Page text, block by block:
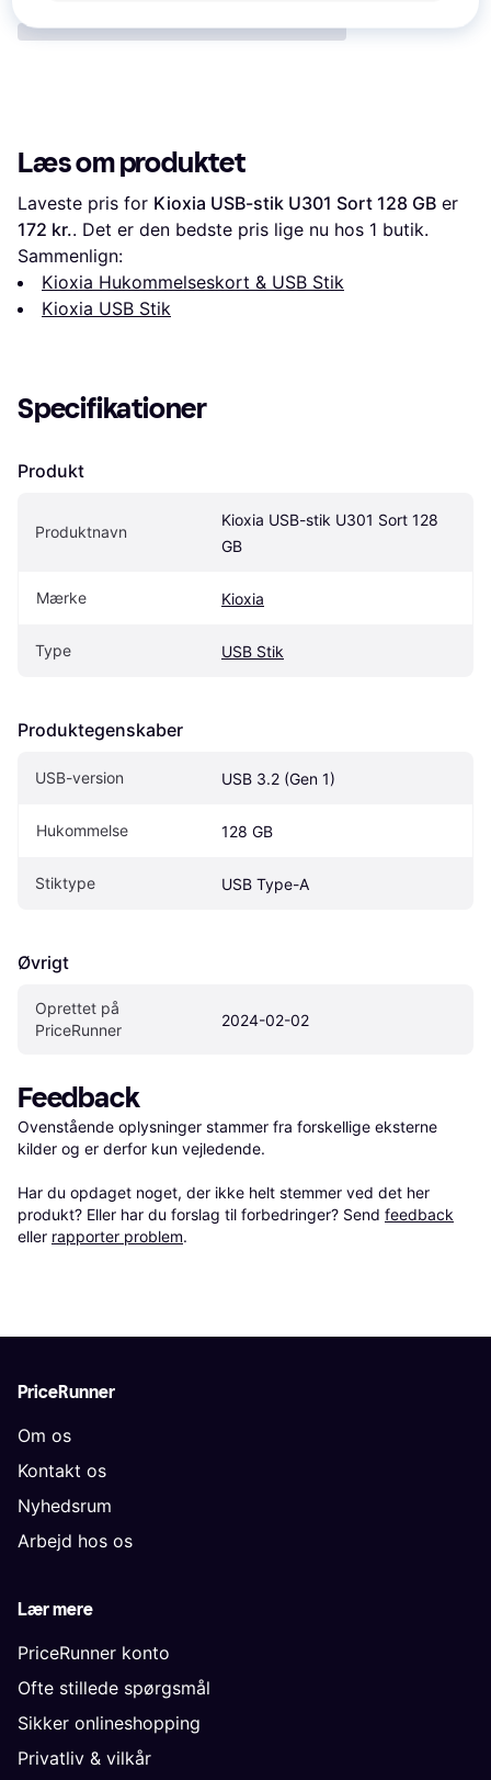
Læs om produktet
Laveste pris for Kioxia USB-stik U301 Sort 128 GB
172 kr.. Det er den bedste pris lige nu hos 1 butik.
Sammenlign:
Kioxia Hukommelseskort & USB Stik
Kioxia USB Stik
Specifikationer
Produkt
Produktnavn
Kioxia USB-stik U301 Sort 128
GB
Mærke Kioxia
Type USB Stik
Produktegenskaber
USB-version USB 3.2 (Gen 1)
Hukommelse 128 GB
Stiktype USB Type-A
Øvrigt
Oprettet på
PriceRunner
2024-02-02
Feedback
Ovenstående oplysninger stammer fra forskellige eksterne
kilder og er derfor kun vejledende.
Har du opdaget noget, der ikke helt stemmer ved det her
produkt? Eller har du forslag til forbedringer? Send feedback
eller rapporter problem.
PriceRunner
Om os
Kontakt os
Nyhedsrum
Arbejd hos os
Lær mere
PriceRunner konto
Ofte stillede spørgsmål
Sikker onlineshopping
Privatliv & vilkår